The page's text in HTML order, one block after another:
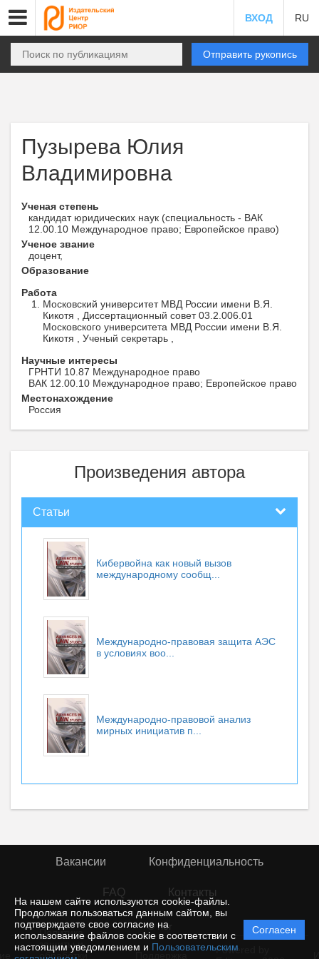
На нашем сайте используются cookie-файлы.
Продолжая пользоваться данным сайтом, вы
подтверждаете свое согласие на
использование файлов cookie в соответствии с
настоящим уведомлением и Пользовательским
Согласен
ВХОД RU
Отправить рукопись
Пузырева Юлия
Владимировна
Ученая степень
кандидат юридических наук (специальность - ВАК
12.00.10 Международное право; Европейское право)
Ученое звание
доцент,
Образование
Работа
Московский университет МВД России имени В.Я.
Кикотя , Диссертационный совет 03.2.006.01
Московского университета МВД России имени В.Я.
Кикотя , Ученый секретарь ,
Научные интересы
ГРНТИ 10.87 Международное право
ВАК 12.00.10 Международное право; Европейское право
Местонахождение
Россия
Произведения автора
Статьи
Кибервойна как новый вызов
международному сообщ...
Международно-правовая защита АЭС
в условиях воо...
Международно-правовой анализ
мирных инициатив п...
Вакансии Конфиденциальность
FAQ Контакты
© rior
Политика
защиты и
обработки
Powered by